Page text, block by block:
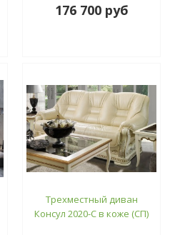
176 700 руб
Трехместный диван
Консул 2020-С в коже (СП)